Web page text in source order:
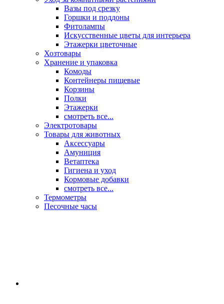
Вазы под срезку
Горшки и поддоны
Фитолампы
Искусственные цветы для интерьера
Этажерки цветочные
Хозтовары
Хранение и упаковка
Комоды
Контейнеры пищевые
Корзины
Полки
Этажерки
смотреть все...
Электротовары
Товары для животных
Аксессуары
Амуниция
Ветаптека
Гигиена и уход
Кормовые добавки
смотреть все...
Термометры
Песочные часы